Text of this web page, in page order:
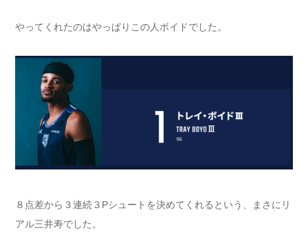
やってくれたのはやっぱりこの人ボイドでした。
８点差から３連続３Pシュートを決めてくれるという、まさにリ
アル三井寿でした。